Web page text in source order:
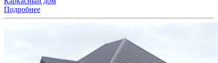
Подробнее